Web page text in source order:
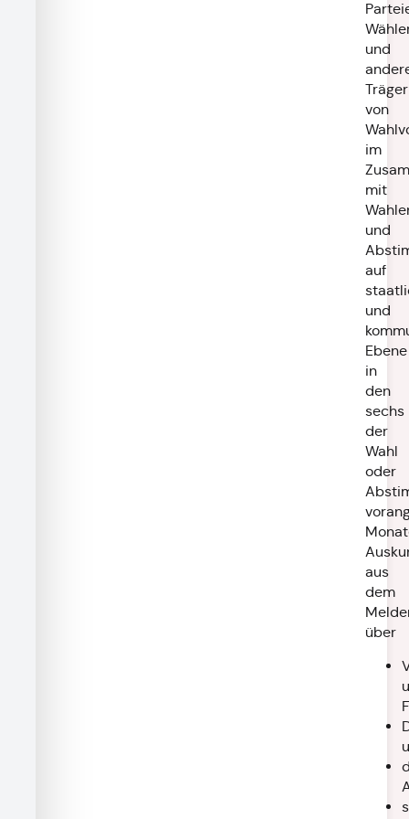
und
von
im
mit
und
auf
und
Ebene
in
den
sechs
der
Wahl
oder
aus
dem
über